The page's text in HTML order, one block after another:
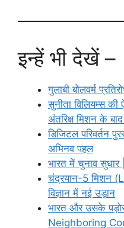
इन्हें भी देखें –
गुलाबी बोलवर्म
सुनीता विलियम्स
अंतरिक्ष मिशन के
डिजिटल परिवर्तन
अभिनव पहल
भारत में चुनाव सुधार
चंद्रयान-5 मिशन
विज्ञान में नई उड़ान
भारत और उसके
Neighboring